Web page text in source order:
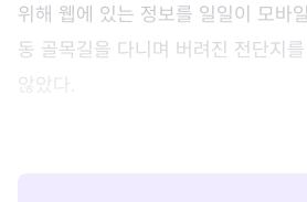
위해 웹에 있는 정보를 일일이 모바
동 골목길을 다니며 버려진 전단지
않았다.